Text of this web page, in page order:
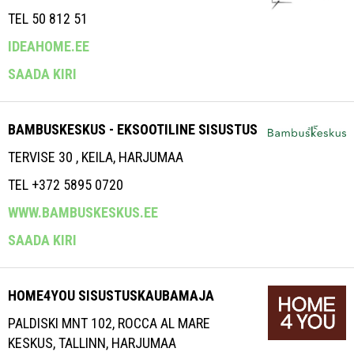
TEL 50 812 51
IDEAHOME.EE
SAADA KIRI
BAMBUSKESKUS - EKSOOTILINE SISUSTUS
TERVISE 30 , KEILA, HARJUMAA
TEL +372 5895 0720
WWW.BAMBUSKESKUS.EE
SAADA KIRI
HOME4YOU SISUSTUSKAUBAMAJA
PALDISKI MNT 102, ROCCA AL MARE
KESKUS, TALLINN, HARJUMAA